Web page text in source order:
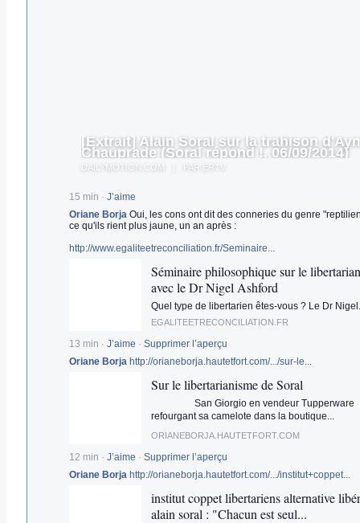
[Extrait] Alain Soral sur la trahison
Chauprade (Soral répond !, 06/09/2014)
DAILYMOTION.COM PAR ERTV
15 min · J’aime
Oriane Borja Oui, les cons ont dit des conneries du genre
ce qu'ils rient plus jaune, un an après :
http://www.egaliteetreconciliation.fr/Seminaire...
Séminaire philosophique sur le
avec le Dr Nigel Ashford
Quel type de libertarien êtes-vous ? Le Dr
EGALITEETRECONCILIATION.FR
13 min · J’aime · Supprimer l’aperçu
Oriane Borja http://orianeborja.hautetfort.com/.../sur-le...
Sur le libertarianisme de Soral
San Giorgio en vendeur Tupperware
refourgant sa camelote dans la boutique...
ORIANEBORJA.HAUTETFORT.COM
12 min · J’aime · Supprimer l’aperçu
Oriane Borja http://orianeborja.hautetfort.com/.../institut+coppet...
institut coppet libertariens alternative
alain soral : "Chacun est seul...